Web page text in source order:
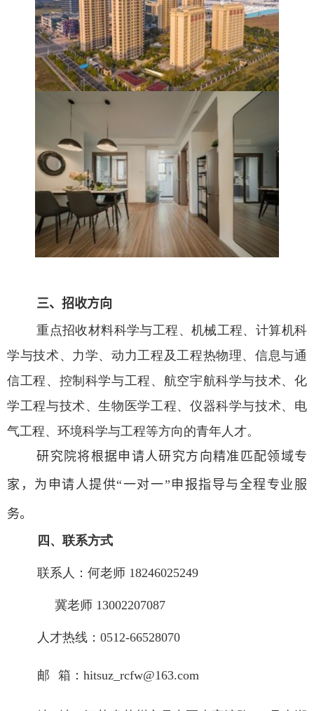
三、招收方向
重点招收材料科学与工程、机械工程、计算机科
学与技术、力学、动力工程及工程热物理、信息与通
信工程、控制科学与工程、航空宇航科学与技术、化
学工程与技术、生物医学工程、仪器科学与技术、电
气工程、环境科学与工程等方向的青年人才。
研究院将根据申请人研究方向精准匹配领域专
家， 为申请人提供“一对一”申报指导与全程专业服
务。
四、联系方式
联系人：何老师 18246025249
冀老师 13002207087
人才热线： 0512-66528070
邮 箱： hitsuz_rcfw@163.com